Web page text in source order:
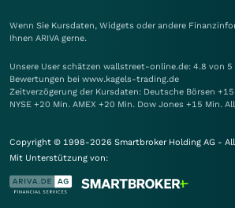
Wenn Sie Kursdaten, Widgets oder andere
Ihnen ARIVA gerne.
Unsere User schätzen wallstreet-online.de: 4.8 von
Bewertungen bei www.kagels-trading.de
Zeitverzögerung der Kursdaten: Deutsche Börsen +15
NYSE +20 Min. AMEX +20 Min. Dow Jones +15 Min.
Copyright © 1998-2026 Smartbroker Holding AG -
Mit Unterstützung von: